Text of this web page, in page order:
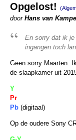
Opgelost!
door Hans van
En sorry dat ik
ingangen toch
Geen sorry Maarten.
de slaapkamer uit
Y
Pr
Pb (digitaal)
Op de oudere Sony